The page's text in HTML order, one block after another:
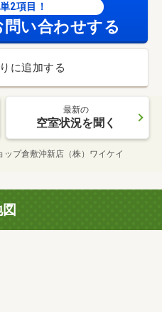
2項目！
い合わせする
に追加する
最新の
空室状況を聞く
ップ倉敷沖新店（株）ワイケイ